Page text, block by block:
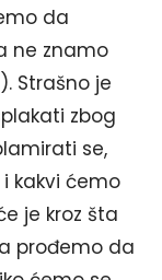
da
ne znamo
Strašno je
zbog
se,
kakvi ćemo
je kroz šta
prođemo da